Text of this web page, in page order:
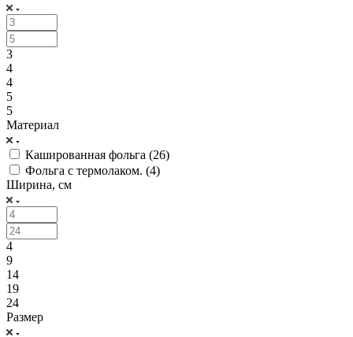
3
4
4
5
5
Материал
Кашированная фольга (26)
Фольга с термолаком. (4)
Ширина, см
4
9
14
19
24
Размер